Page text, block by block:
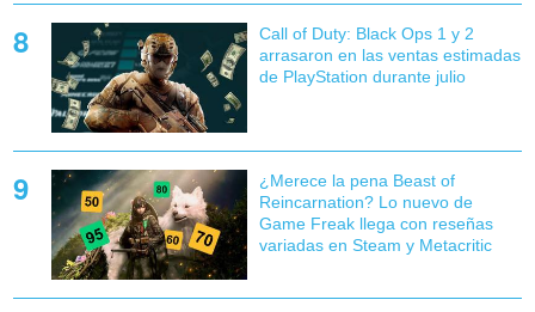
Call of Duty: Black Ops 1 y 2
arrasaron en las ventas estimadas
de PlayStation durante julio
¿Merece la pena Beast of
Reincarnation? Lo nuevo de
Game Freak llega con reseñas
variadas en Steam y Metacritic